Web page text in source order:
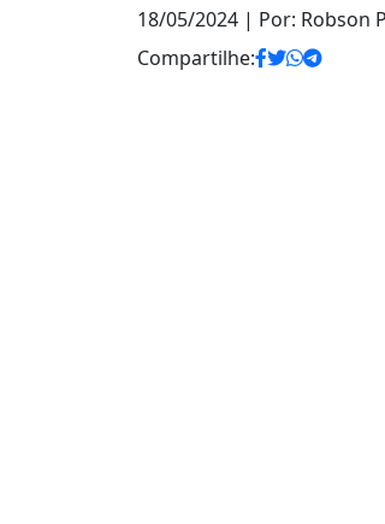
18/05/2024 | Por: Robson
Compartilhe: